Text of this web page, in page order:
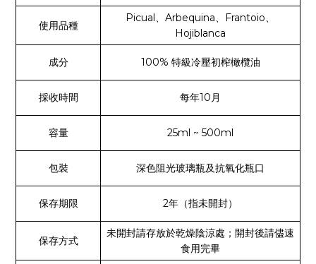
使用品種
Picual、Arbequina、Frantoio、
Hojiblanca
成分 100% 特級冷壓初榨橄欖油
採收時間 每年10月
容量 25ml ~ 500ml
包裝 深色阻光玻璃瓶及抗氧化瓶口
保存期限 2年（指未開封）
保存方式
未開封請存放於乾燥陰涼處；開封後請儘速
食用完畢